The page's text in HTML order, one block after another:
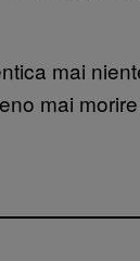
mai
mai